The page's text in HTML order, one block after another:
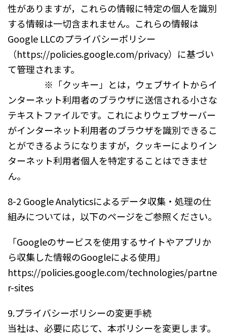
性がありますが，これらの情報に特定の個人を識別
する情報は一切含まれません。これらの情報は
Google LLCのプライバシーポリシー
（https://policies.google.com/privacy）に基づい
て管理されます。
※「クッキー」とは，ウェブサイトからイ
ンターネット利用者のブラウザに送信される小さな
テキストファイルです。これによりウェブサーバー
がインターネット利用者のブラウザを識別できるこ
とができるようになりますが，クッキーによりイン
ターネット利用者個人を特定することはできませ
ん。
8-2 Google Analyticsによるデータ収集・処理の仕
組みについては，以下のページをご参照ください。
「Googleのサービスを使用するサイトやアプリか
ら収集した情報のGoogleによる使用」
https://policies.google.com/technologies/partne
r-sites
9.プライバシーポリシーの変更手続
当社は、必要に応じて、本ポリシーを変更します。